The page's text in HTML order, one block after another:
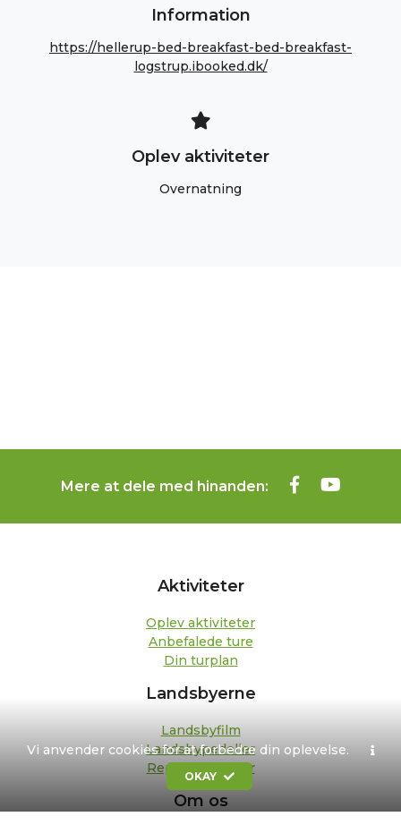
Vi anvender cookies for at forbedre din oplevelse.
OKAY
Information
https://hellerup-bed-breakfast-bed-breakfast-
logstrup.ibooked.dk/
Oplev aktiviteter
Overnatning
Mere at dele med hinanden:
Aktiviteter
Oplev aktiviteter
Anbefalede ture
Din turplan
Landsbyerne
Landsbyfilm
Landsbypedeller
Repræsentanter
Om os